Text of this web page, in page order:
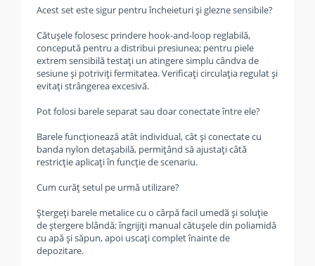
Acest set este sigur pentru încheieturi și glezne sensibile?
Cătușele folosesc prindere hook-and-loop reglabilă,
concepută pentru a distribui presiunea; pentru piele
extrem sensibilă testați un atingere simplu cândva de
sesiune și potriviți fermitatea. Verificați circulația regulat și
evitați strângerea excesivă.
Pot folosi barele separat sau doar conectate între ele?
Barele funcționează atât individual, cât și conectate cu
banda nylon detașabilă, permițând să ajustați câtă
restricție aplicați în funcție de scenariu.
Cum curăț setul pe urmă utilizare?
Ștergeți barele metalice cu o cârpă facil umedă și soluție
de ștergere blândă; îngrijiți manual cătușele din poliamidă
cu apă și săpun, apoi uscați complet înainte de
depozitare.